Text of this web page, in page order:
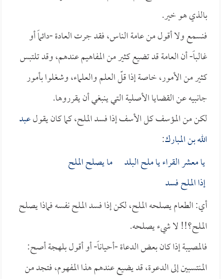
بالذي هو خير.
فنسمع ولا أقول من عامة الناس، فقد جرت العادة -دائماً أو
غالباً- أن العامة قد تضيع كثير من المفاهيم عندهم، وقد تلتبس
كثير من الأمور، خاصة إذا قلّ العلم والعلماء، وشغلوا بأمور
جانبيه عن القضايا الأصلية التي ينبغي أن يقرروها.
لكن من المؤسف كل الأسف إذا فسد الملح، كما كان يقولعبد
الله بن المبارك:
يا معشر القراء يا ملح البلد ما يصلح الملح
إذا الملح فسد
أي: الطعام يصلحه الملح، لكن إذا فسد الملح نفسه فماذا يصلح
الملح؟!! لا شيء يصلحه.
فالمصيبة إذا كان بعض الدعاة -أحياناً- أو أقول بلهجة أصح:
المنتسبين إلى الدعوة، قد يضيع عندهم هذا المفهوم، فتجد من